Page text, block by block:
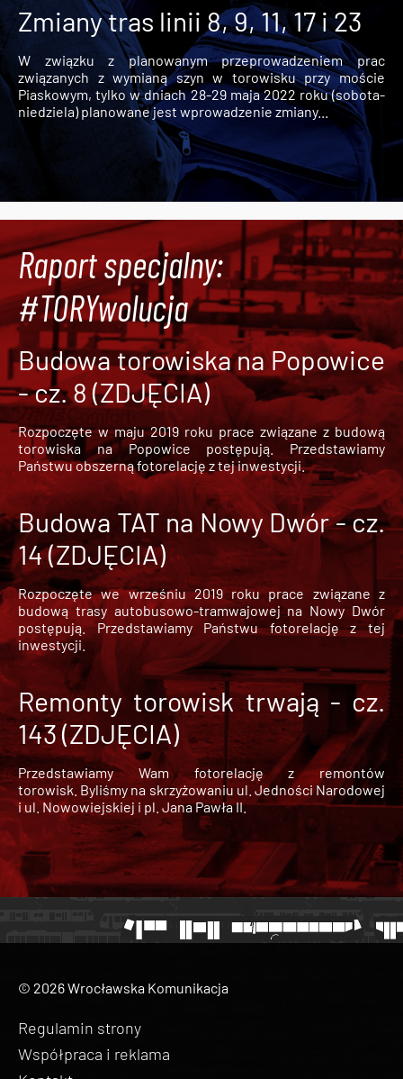
Zmiany tras linii 8, 9, 11, 17 i 23
W związku z planowanym przeprowadzeniem prac
związanych z wymianą szyn w torowisku przy moście
Piaskowym, tylko w dniach 28-29 maja 2022 roku (sobota-
niedziela) planowane jest wprowadzenie zmiany...
Raport specjalny:
#TORYwolucja
Budowa torowiska na Popowice
- cz. 8 (ZDJĘCIA)
Rozpoczęte w maju 2019 roku prace związane z budową
torowiska na Popowice
postępują. Przedstawiamy
Państwu obszerną fotorelację z tej inwestycji.
Budowa TAT na Nowy Dwór - cz.
14 (ZDJĘCIA)
Rozpoczęte we wrześniu 2019 roku prace związane z
budową trasy autobusowo-tramwajowej na Nowy Dwór
postępują. Przedstawiamy Państwu fotorelację z tej
inwestycji.
Remonty torowisk trwają - cz.
143 (ZDJĘCIA)
Przedstawiamy Wam fotorelację z remontów
torowisk. Byliśmy na skrzyżowaniu ul. Jedności Narodowej
i ul. Nowowiejskiej i pl. Jana Pawła II.
© 2026 Wrocławska Komunikacja
Regulamin strony
Współpraca i reklama